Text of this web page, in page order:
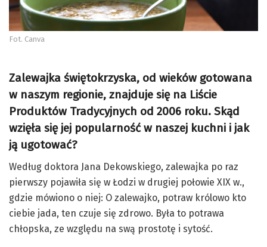
Fot. Canva
Zalewajka świętokrzyska, od wieków gotowana
w naszym regionie, znajduje się na Liście
Produktów Tradycyjnych od 2006 roku. Skąd
wzięła się jej popularność w naszej kuchni i jak
ją ugotować?
Według doktora Jana Dekowskiego, zalewajka po raz
pierwszy pojawiła się w Łodzi w drugiej połowie XIX w.,
gdzie mówiono o niej: O zalewajko, potraw królowo kto
ciebie jada, ten czuje się zdrowo. Była to potrawa
chłopska, ze względu na swą prostotę i sytość.